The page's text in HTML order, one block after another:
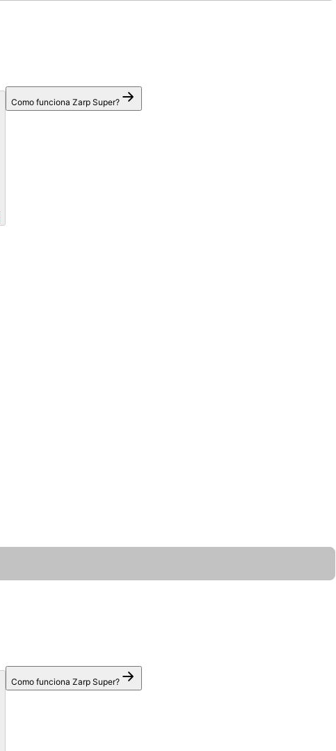
Como funciona Zarp Super?
Como funciona Zarp Super?